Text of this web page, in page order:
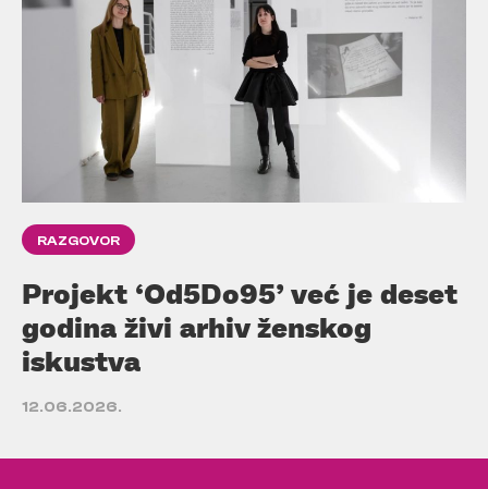
RAZGOVOR
Projekt ‘Od5Do95’ već je deset
godina živi arhiv ženskog
iskustva
12.06.2026.